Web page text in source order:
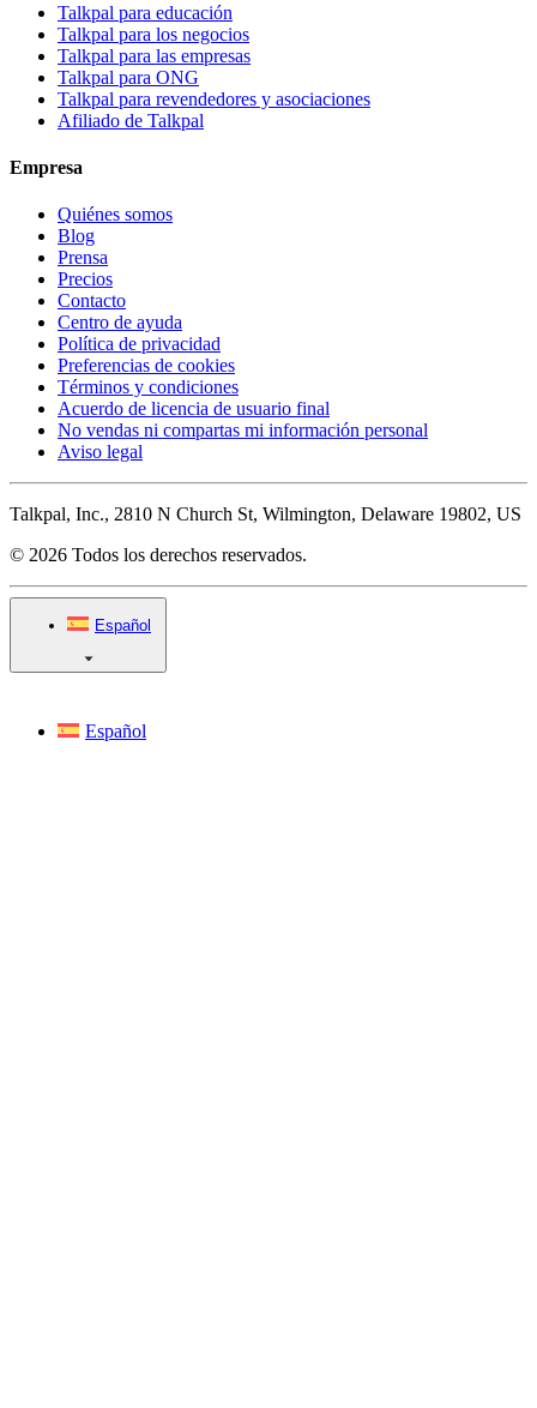
Talkpal para educación
Talkpal para los negocios
Talkpal para las empresas
Talkpal para ONG
Talkpal para revendedores y asociaciones
Afiliado de Talkpal
Empresa
Quiénes somos
Blog
Prensa
Precios
Contacto
Centro de ayuda
Política de privacidad
Preferencias de cookies
Términos y condiciones
Acuerdo de licencia de usuario final
No vendas ni compartas mi información personal
Aviso legal
Talkpal, Inc., 2810 N Church St, Wilmington, Delaware 19802, US
© 2026 Todos los derechos reservados.
Español
Español